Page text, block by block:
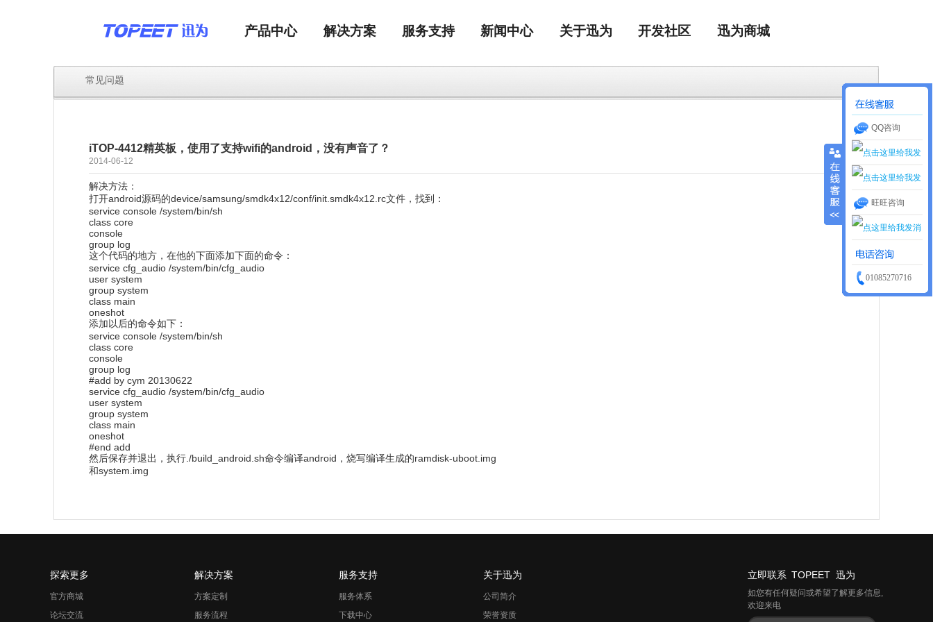
产品中心 解决方案 服务支持 新闻中心 关于迅为 开发社区 迅为商城
常见问题
iTOP-4412精英板，使用了支持wifi的android，没有声音了？
2014-06-12
解决方法：
打开android源码的device/samsung/smdk4x12/conf/init.smdk4x12.rc文件，找到：
service console /system/bin/sh
class core
console
group log
这个代码的地方，在他的下面添加下面的命令：
service cfg_audio /system/bin/cfg_audio
user system
group system
class main
oneshot
添加以后的命令如下：
service console /system/bin/sh
class core
console
group log
#add by cym 20130622
service cfg_audio /system/bin/cfg_audio
user system
group system
class main
oneshot
#end add
然后保存并退出，执行./build_android.sh命令编译android，烧写编译生成的ramdisk-uboot.img
和system.img
探索更多
官方商城
论坛交流
解决方案
方案定制
服务流程
服务支持
服务体系
下载中心
关于迅为
公司简介
荣誉资质
立即联系 TOPEET 迅为
如您有任何疑问或希望了解更多信息,
欢迎来电
QQ咨询
售前咨询
售前咨询
旺旺咨询
01085270716